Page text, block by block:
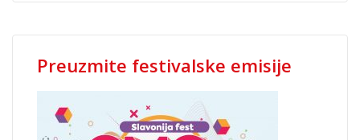
Preuzmite festivalske emisije